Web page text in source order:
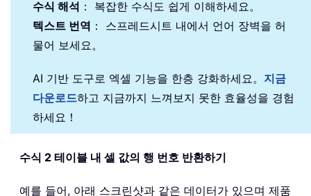
수식 해석 ： 복잡한 수식도 쉽게 이해하세요。
텍스트 번역 ： 스프레드시트 내에서 언어 장벽을 허
물어 보세요。
AI 기반 도구로 엑셀 기능을 한층 강화하세요。 지금
다운로드하고 지금까지 느껴보지 못한 효율성을 경험
하세요！
수식 2 테이블 내 셀 값의 행 번호 반환하기
예를 들어, 아래 스크린샷과 같은 데이터가 있으며 제품